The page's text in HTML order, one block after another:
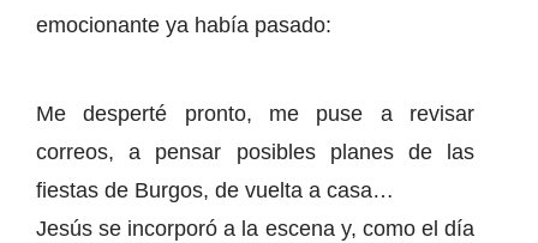
emocionante ya había pasado:
Me desperté pronto, me puse a revisar
correos, a pensar posibles planes de las
fiestas de Burgos, de vuelta a casa…
Jesús se incorporó a la escena y, como el día